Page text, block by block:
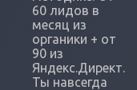
60 лидов в
месяц из
органики + от
90 из
Яндекс.Директ.
Ты навсегда